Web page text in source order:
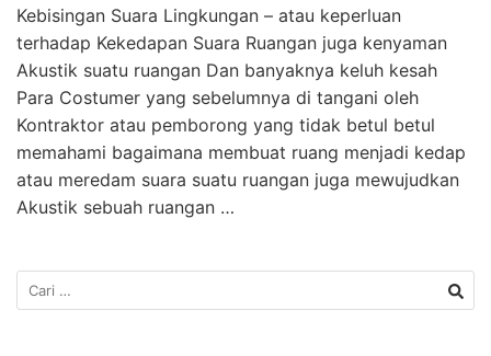
Kebisingan Suara Lingkungan – atau keperluan
terhadap Kekedapan Suara Ruangan juga kenyaman
Akustik suatu ruangan Dan banyaknya keluh kesah
Para Costumer yang sebelumnya di tangani oleh
Kontraktor atau pemborong yang tidak betul betul
memahami bagaimana membuat ruang menjadi kedap
atau meredam suara suatu ruangan juga mewujudkan
Akustik sebuah ruangan …